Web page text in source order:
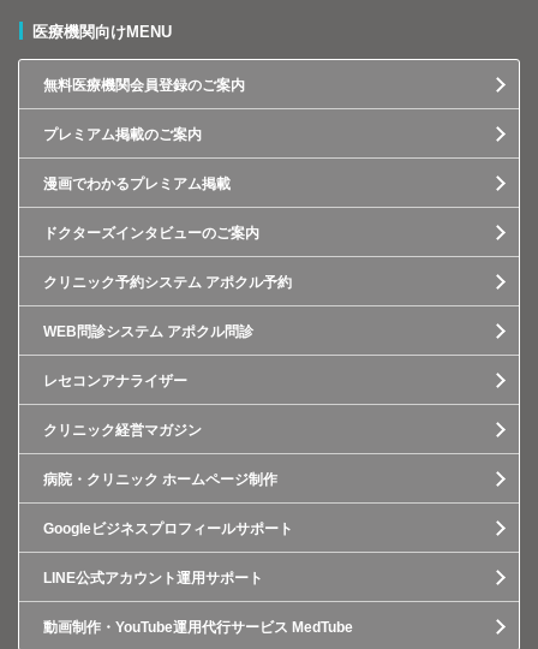
医療機関向けMENU
無料医療機関会員登録のご案内
プレミアム掲載のご案内
漫画でわかるプレミアム掲載
ドクターズインタビューのご案内
クリニック予約システム アポクル予約
WEB問診システム アポクル問診
レセコンアナライザー
クリニック経営マガジン
病院・クリニック ホームページ制作
Googleビジネスプロフィールサポート
LINE公式アカウント運用サポート
動画制作・YouTube運用代行サービス MedTube